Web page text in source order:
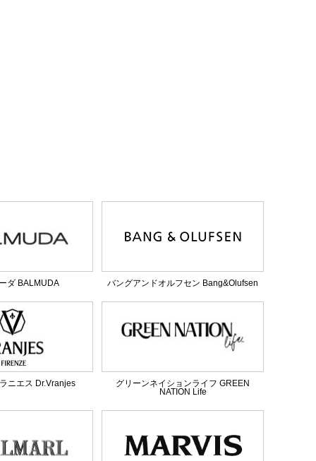
ダ BALMUDA バングアンドオルフセン Bang&Olufsen
ニエス Dr.Vranjes
グリーンネイションライフ GREEN
NATION Life